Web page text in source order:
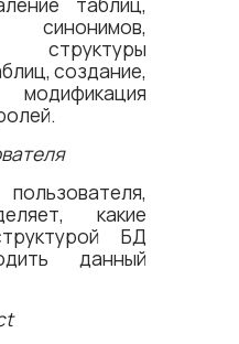
синонимов,
создание,
какие
БД
данный